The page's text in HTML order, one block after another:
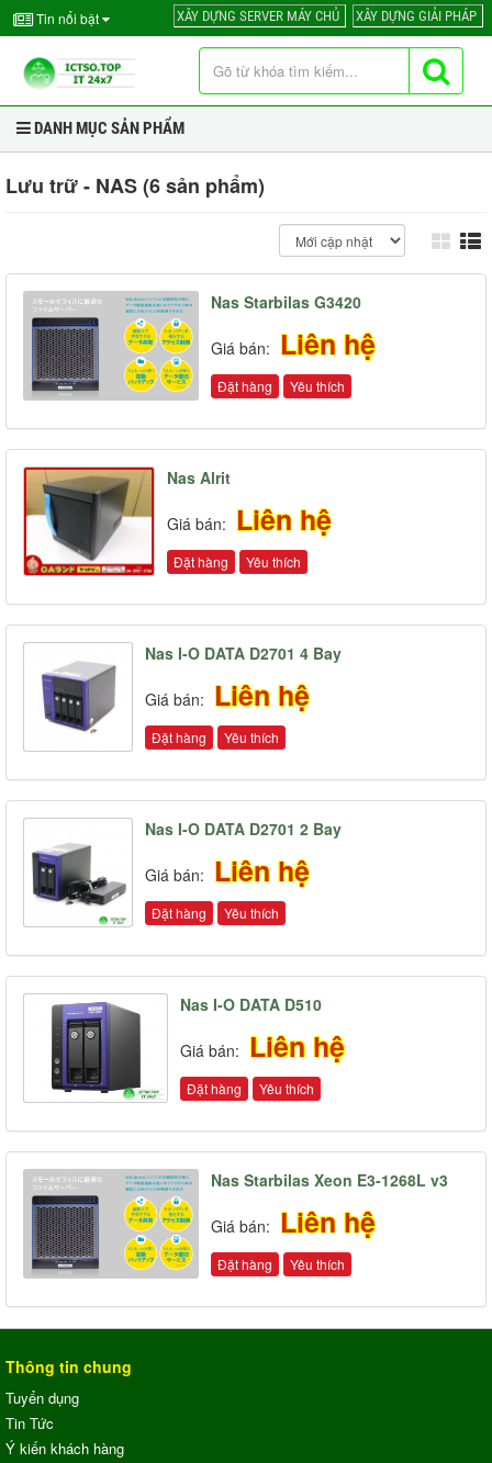
Tin nổi bật XÂY DỰNG SERVER MÁY CHỦ XÂY DỰNG GIẢI PHÁP
DANH MỤC SẢN PHẨM
Lưu trữ - NAS (6 sản phẩm)
Nas Starbilas G3420
Giá bán: Liên hệ
Đặt hàng Yêu thích
Nas Alrit
Giá bán: Liên hệ
Đặt hàng Yêu thích
Nas I-O DATA D2701 4 Bay
Giá bán: Liên hệ
Đặt hàng Yêu thích
Nas I-O DATA D2701 2 Bay
Giá bán: Liên hệ
Đặt hàng Yêu thích
Nas I-O DATA D510
Giá bán: Liên hệ
Đặt hàng Yêu thích
Nas Starbilas Xeon E3-1268L v3
Giá bán: Liên hệ
Đặt hàng Yêu thích
Thông tin chung
Tuyển dụng
Tin Tức
Ý kiến khách hàng